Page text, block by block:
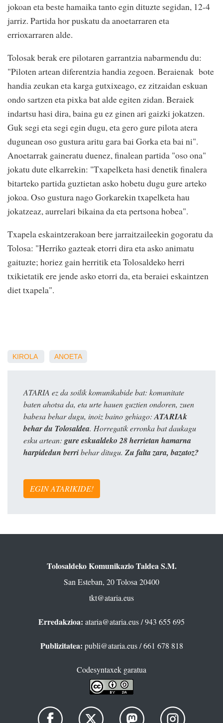
jokoan eta beste hamaika tanto egin dituzte segidan, 12-4
jarriz. Partida hor puskatu da anoetarraren eta
errioxarraren alde.
Tolosak berak ere pilotaren garrantzia nabarmendu du:
"Piloten artean diferentzia handia zegoen. Beraienak bote
handia zeukan eta karga gutxixeago, ez zitzaidan eskuan
ondo sartzen eta pixka bat alde egiten zidan. Beraiek
indartsu hasi dira, baina gu ez ginen ari gaizki jokatzen.
Guk segi eta segi egin dugu, eta gero gure pilota atera
dugunean oso gustura aritu gara bai Gorka eta bai ni".
Anoetarrak gaineratu duenez, finalean partida "oso ona"
jokatu dute elkarrekin: "Txapelketa hasi denetik finalera
bitarteko partida guztietan asko hobetu dugu gure arteko
jokoa. Oso gustura nago Gorkarekin txapelketa hau
jokatzeaz, aurrelari bikaina da eta pertsona hobea".
Txapela eskaintzerakoan bere jarraitzaileekin gogoratu da
Tolosa: "Herriko gazteak etorri dira eta asko animatu
gaituzte; horiez gain herritik eta Tolosaldeko herri
txikietatik ere jende asko etorri da, eta beraiei eskaintzen
diet txapela".
KIROLA ANOETA
ATARIA ez da soilik komunikabide bat: komunitate
baten ahotsa da, eta urte hauen guztien ondoren, zuen
babesa behar dugu, inoiz baino gehiago:ATARIAk
behar du Tolosaldea. Horregatik erronka bat daukagu
esku artean: gure eskualdeko 28 herrietan hamarna
harpidedun berribehar ditugu. Zu falta zara, bazatoz?
EGIN ATARIKIDE!
Tolosaldeko Komunikazio Taldea S.M.
San Esteban, 20 Tolosa 20400
tkt@ataria.eus
Erredakzioa: ataria@ataria.eus/ 943 655 695
Publizitatea: publi@ataria.eus/ 661 678 818
Codesyntaxek garatua